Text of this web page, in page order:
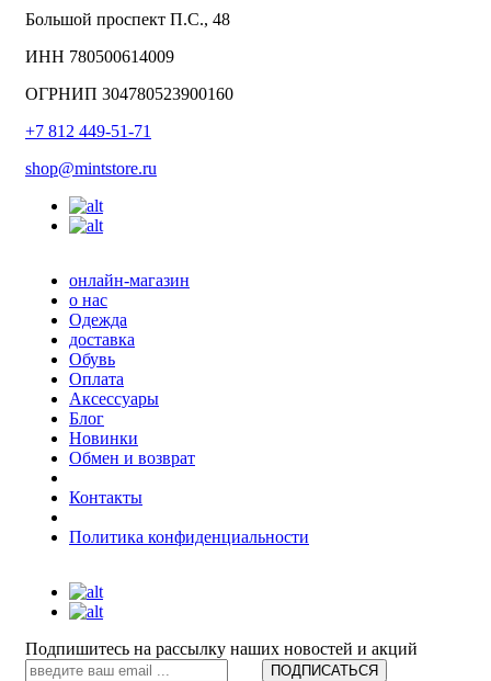
Большой проспект П.С., 48
ИНН 780500614009
ОГРНИП 304780523900160
+7 812 449-51-71
shop@mintstore.ru
онлайн-магазин
о нас
Одежда
доставка
Обувь
Оплата
Аксессуары
Блог
Новинки
Обмен и возврат
Контакты
Политика конфиденциальности
Подпишитесь на рассылку наших новостей и акций
ПОДПИСАТЬСЯ